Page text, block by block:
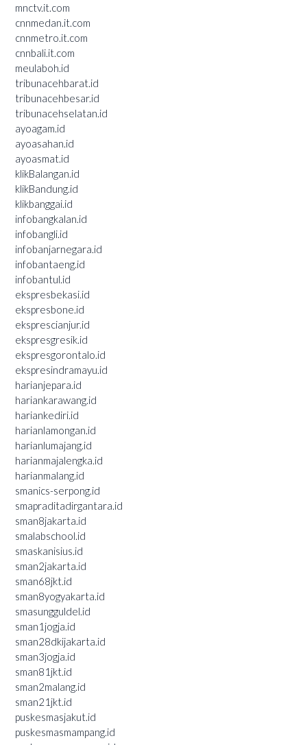
mnctv.it.com
cnnmedan.it.com
cnnmetro.it.com
cnnbali.it.com
meulaboh.id
tribunacehbarat.id
tribunacehbesar.id
tribunacehselatan.id
ayoagam.id
ayoasahan.id
ayoasmat.id
klikBalangan.id
klikBandung.id
klikbanggai.id
infobangkalan.id
infobangli.id
infobanjarnegara.id
infobantaeng.id
infobantul.id
ekspresbekasi.id
ekspresbone.id
eksprescianjur.id
ekspresgresik.id
ekspresgorontalo.id
ekspresindramayu.id
harianjepara.id
hariankarawang.id
hariankediri.id
harianlamongan.id
harianlumajang.id
harianmajalengka.id
harianmalang.id
smanics-serpong.id
smapraditadirgantara.id
sman8jakarta.id
smalabschool.id
smaskanisius.id
sman2jakarta.id
sman68jkt.id
sman8yogyakarta.id
smasungguldel.id
sman1jogja.id
sman28dkijakarta.id
sman3jogja.id
sman81jkt.id
sman2malang.id
sman21jkt.id
puskesmasjakut.id
puskesmasmampang.id